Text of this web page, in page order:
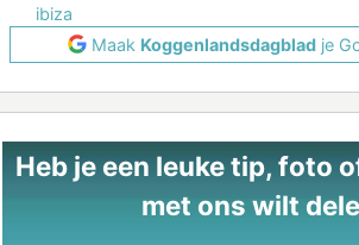
ibiza
Maak Koggenlandsdagbladje
Heb je een leuke tip, foto
met ons wilt